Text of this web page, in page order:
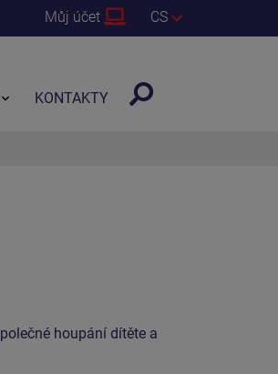
Můj účet CS
houpání dítěte a
KONTAKTY